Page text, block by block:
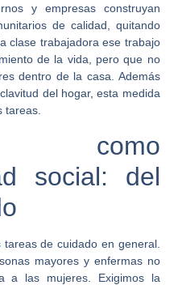
y empresas construyan
de calidad, quitando
clase trabajadora ese trabajo
de la vida, pero que no
dentro de la casa. Además
del hogar, esta medida
tareas.
como
social: del
de cuidado en general.
mayores y enfermas no
a las mujeres. Exigimos la